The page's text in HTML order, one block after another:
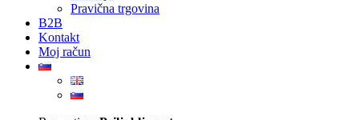
Pravična trgovina
B2B
Kontakt
Moj račun